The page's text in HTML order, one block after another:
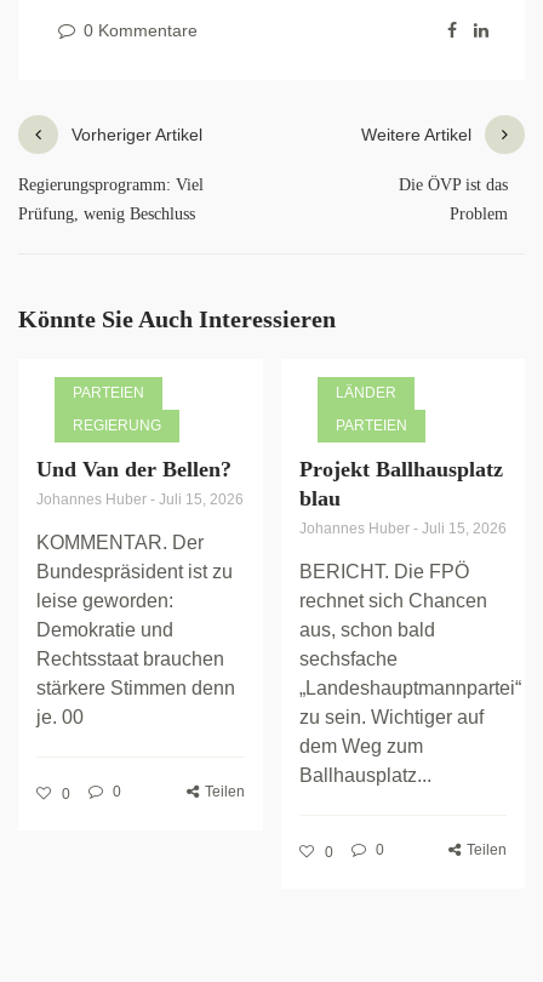
0 Kommentare
Vorheriger Artikel
Regierungsprogramm: Viel
Prüfung, wenig Beschluss
Weitere Artikel
Die ÖVP ist das
Problem
Könnte Sie Auch Interessieren
PARTEIEN
REGIERUNG
Und Van der Bellen?
Johannes Huber - Juli 15, 2026
KOMMENTAR. Der
Bundespräsident ist zu
leise geworden:
Demokratie und
Rechtsstaat brauchen
stärkere Stimmen denn
je. 00
0 0 Teilen
LÄNDER
PARTEIEN
Projekt Ballhausplatz
blau
Johannes Huber - Juli 15, 2026
BERICHT. Die FPÖ
rechnet sich Chancen
aus, schon bald
sechsfache
„Landeshauptmannpartei“
zu sein. Wichtiger auf
dem Weg zum
Ballhausplatz...
0 0 Teilen